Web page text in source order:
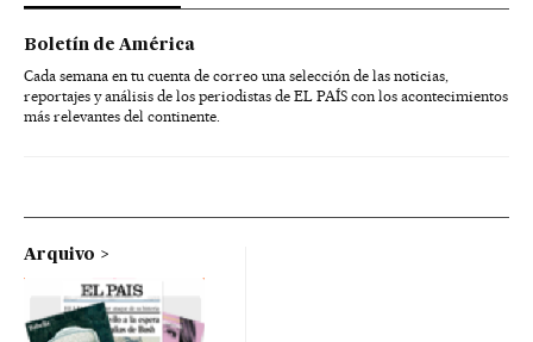
Boletín de América
Cada semana en tu cuenta de correo una selección de las noticias,
reportajes y análisis de los periodistas de EL PAÍS con los acontecimientos
más relevantes del continente.
Arquivo